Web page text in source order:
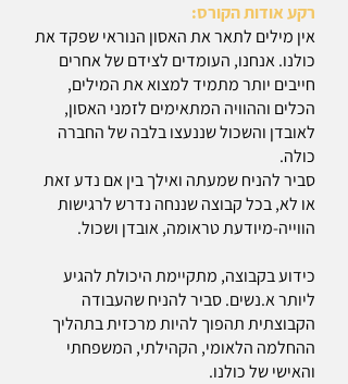
רקע אודות הקורס:
אין מילים לתאר את האסון הנוראי שפקד את
כולנו. אנחנו, העומדים לצידם של אחרים
חייבים יותר מתמיד למצוא את המילים,
הכלים וההוויה המתאימים לזמני האסון,
לאובדן והשכול שננעצו בלבה של החברה
כולה.
סביר להניח שמעתה ואילך בין אם נדע זאת
או לא, בכל קבוצה שננחה נדרש לרגישות
הווייה-מיודעת טראומה, אובדן ושכול.
כידוע בקבוצה, מתקיימת היכולת להגיע
ליותר א.נשים. סביר להניח שהעבודה
הקבוצתית תהפוך להיות מרכזית בתהליך
ההחלמה הלאומי, הקהילתי, המשפחתי
והאישי של כולנו.